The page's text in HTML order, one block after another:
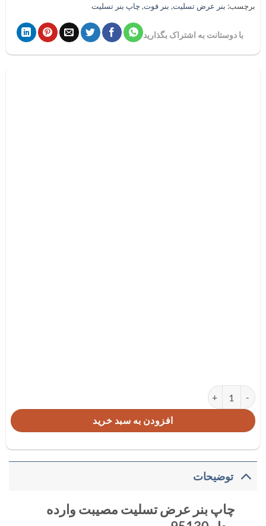
برچسب:بنر عرض تسلیت,بنر فوت,چاپ بنر تسلیت
با دوستانت به اشتراک بگذارید
بنر عرض تسلیت مصیبت وارده مدل 95130 عدد
افزودن به سبد خرید
توضیحات
چاپ بنر عرض تسلیت مصیبت وارده